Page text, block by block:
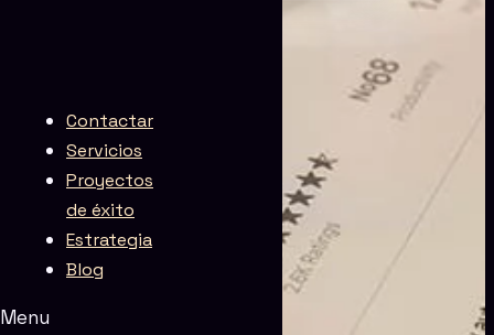
Contactar
Servicios
Proyectos
de éxito
Estrategia
Blog
Menu